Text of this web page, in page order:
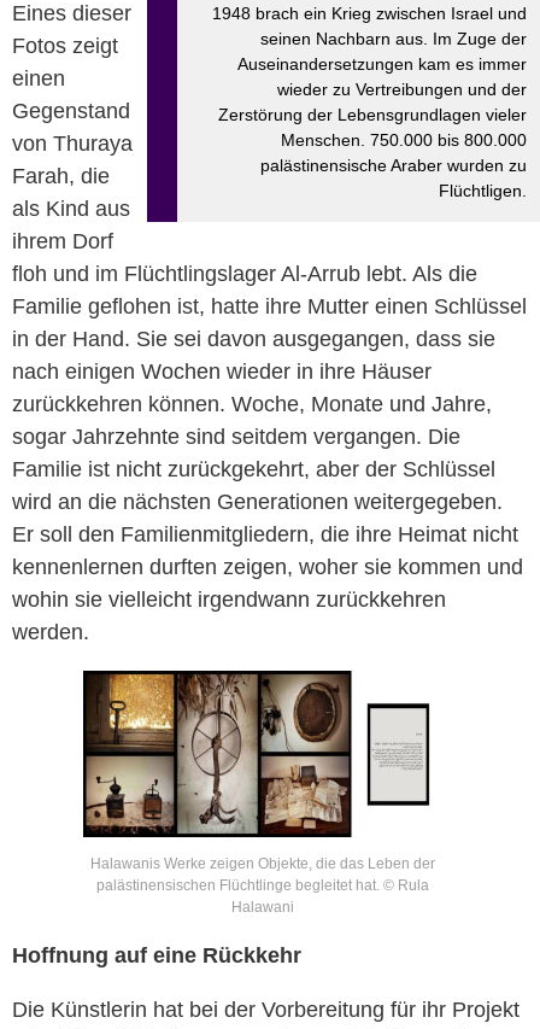
1948 brach ein Krieg zwischen Israel und
seinen Nachbarn aus. Im Zuge der
Auseinandersetzungen kam es immer
wieder zu Vertreibungen und der
Zerstörung der Lebensgrundlagen vieler
Menschen. 750.000 bis 800.000
palästinensische Araber wurden zu
Flüchtligen.
Eines dieser
Fotos zeigt
einen
Gegenstand
von Thuraya
Farah, die
als Kind aus
ihrem Dorf
floh und im Flüchtlingslager Al-Arrub lebt. Als die
Familie geflohen ist, hatte ihre Mutter einen Schlüssel
in der Hand. Sie sei davon ausgegangen, dass sie
nach einigen Wochen wieder in ihre Häuser
zurückkehren können. Woche, Monate und Jahre,
sogar Jahrzehnte sind seitdem vergangen. Die
Familie ist nicht zurückgekehrt, aber der Schlüssel
wird an die nächsten Generationen weitergegeben.
Er soll den Familienmitgliedern, die ihre Heimat nicht
kennenlernen durften zeigen, woher sie kommen und
wohin sie vielleicht irgendwann zurückkehren
werden.
Halawanis Werke zeigen Objekte, die das Leben der
palästinensischen Flüchtlinge begleitet hat. © Rula
Halawani
Hoffnung auf eine Rückkehr
Die Künstlerin hat bei der Vorbereitung für ihr Projekt